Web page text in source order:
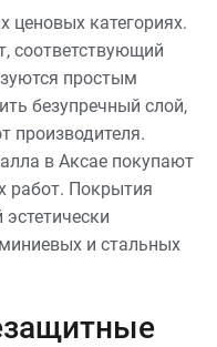
ценовых категориях.
соответствующий
простым
безупречный слой,
производителя.
в Аксае покупают
работ. Покрытия
и стальных